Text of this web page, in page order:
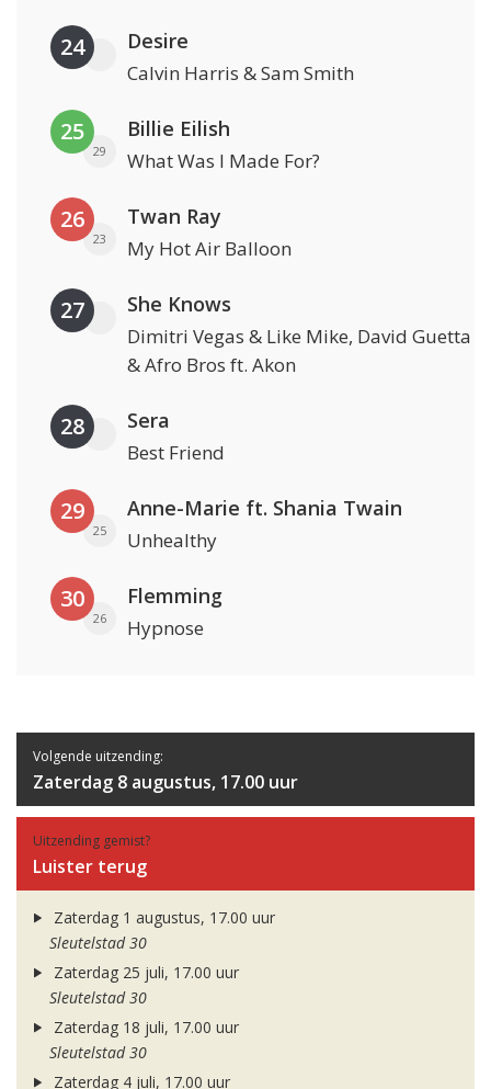
24 Desire
Calvin Harris & Sam Smith
25
29
Billie Eilish
What Was I Made For?
26
23
Twan Ray
My Hot Air Balloon
27 She Knows
Dimitri Vegas & Like Mike, David Guetta
& Afro Bros ft. Akon
28 Sera
Best Friend
29
25
Anne-Marie ft. Shania Twain
Unhealthy
30
26
Flemming
Hypnose
Volgende uitzending:
Zaterdag 8 augustus, 17.00 uur
Uitzending gemist?
Luister terug
Zaterdag 1 augustus, 17.00 uur
Sleutelstad 30
Zaterdag 25 juli, 17.00 uur
Sleutelstad 30
Zaterdag 18 juli, 17.00 uur
Sleutelstad 30
Zaterdag 4 juli, 17.00 uur